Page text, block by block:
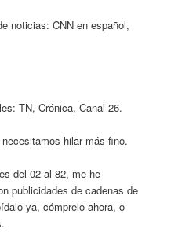
noticias: CNN en español,
TN, Crónica, Canal 26.
hilar más fino.
del 02 al 82, me he
publicidades de cadenas de
ya, cómprelo ahora, o